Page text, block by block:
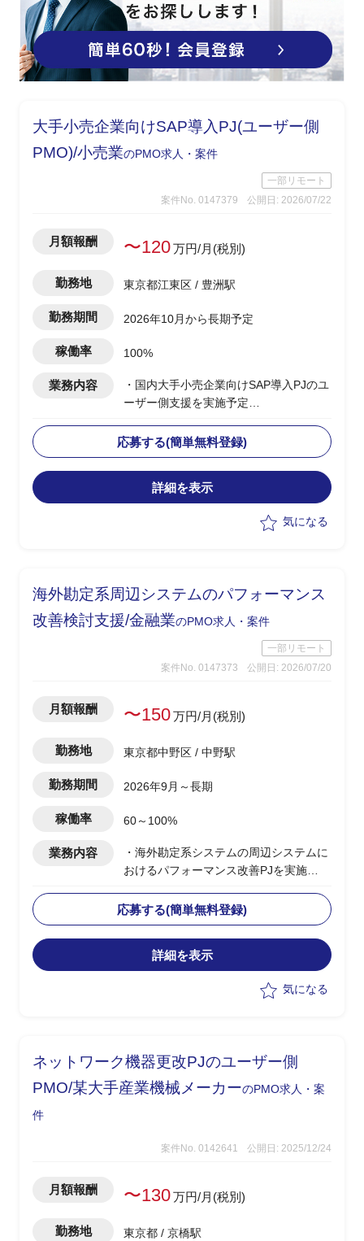
大手小売企業向けSAP導入PJ(ユーザー側
PMO)/小売業のPMO求人・案件
一部リモート
案件No. 0147379
公開日: 2026/07/22
月額報酬 〜120万円/月(税別)
勤務地 東京都江東区 / 豊洲駅
勤務期間 2026年10月から長期予定
稼働率 100%
業務内容
・国内大手小売企業向けSAP導入PJのユ
ーザー側支援を実施予定
月)を担当
・顧客社内の合意形成
・将来SAP展開に向けたスコープと優先
順位整理
応募する(簡単無料登録)
詳細を表示
気になる
海外勘定系周辺システムのパフォーマンス
改善検討支援/金融業のPMO求人・案件
一部リモート
案件No. 0147373
公開日: 2026/07/20
月額報酬 〜150万円/月(税別)
勤務地 東京都中野区 / 中野駅
勤務期間 2026年9月～長期
稼働率 60～100%
業務内容
・海外勘定系システムの周辺システムに
おけるパフォーマンス改善PJを実施
存データを保持しつつパフォーマンスを
改善するソリューションの検討を主導
応募する(簡単無料登録)
詳細を表示
気になる
ネットワーク機器更改PJのユーザー側
PMO/某大手産業機械メーカーのPMO求人・案
件
案件No. 0142641 公開日: 2025/12/24
月額報酬 〜130万円/月(税別)
勤務地 東京都 / 京橋駅